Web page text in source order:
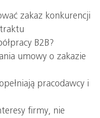
zakaz konkurencji
B2B?
umowy o zakazie
pracodawcy i
firmy, nie